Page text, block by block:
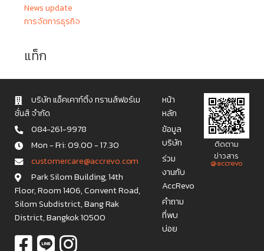
News update
การจัดการธุรกิจ
แท็ก
บริษัท แอ็คเคาท์ติ้ง ทรานส์ฟอร์เม
ชั่นส์ จำกัด
084-261-9978
Mon - Fri: 09.00 - 17.30
c u s t o m e r c a r e @ a c c r e v o . c o m
Park Silom Building, 14th
Floor, Room 1406, Convent Road,
Silom Subdistrict, Bang Rak
District, Bangkok 10500
หน้า
หลัก
ข้อมูล
บริษัท
ร่วม
งานกับ
AccRevo
คำถาม
ที่พบ
บ่อย
ติดตาม
ข่าวสาร
@accrevo